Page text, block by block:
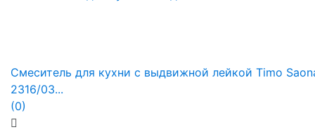
Смеситель для кухни с выдвижной лейкой Timo
2316/03...
(0)